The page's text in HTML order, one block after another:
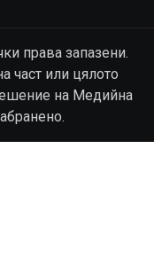
права запазени.
част или цялото
на Медийна